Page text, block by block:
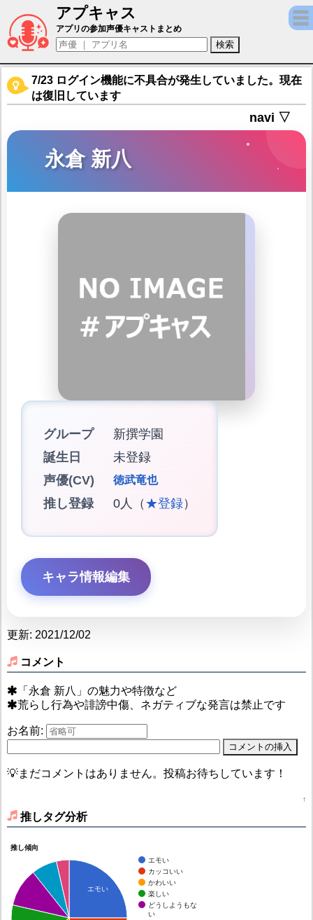
アプキャス
永倉 新八（声優：徳武竜也)【乙女剣武蔵】
アプリの参加声優キャストまとめ
7/23 ログイン機能に不具合が発生していました。現在
は復旧しています
navi ▽
永倉 新八
グループ
新撰学園
誕生日
未登録
声優(CV)
徳武竜也
推し登録 0人（ ★登録）
キャラ情報編集
更新: 2021/12/02
コメント
「永倉 新八」の魅力や特徴など
荒らし行為や誹謗中傷、ネガティブな発言は禁止です
お名前:
💡まだコメントはありません。投稿お待ちしています！
↑
推しタグ分析
推し傾向
エモい
カッコいい
かわいい
楽しい
どうしようもな
い
エモい